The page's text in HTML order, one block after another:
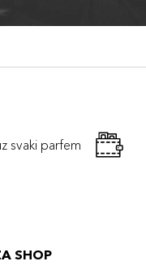
svaki parfem
SHOP